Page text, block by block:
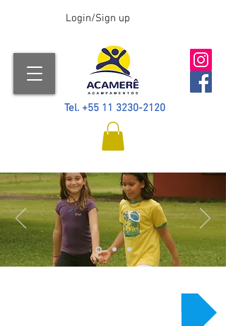
Login/Sign up
Tel. +55 11 3230-2120